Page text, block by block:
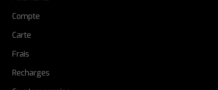
Compte
Carte
Frais
Recharges